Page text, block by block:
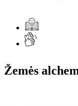
Žemės